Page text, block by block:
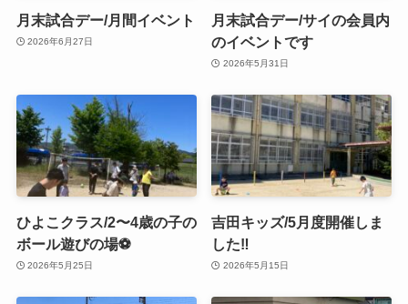
月末試合デー/月間イベント
2026年6月27日
月末試合デー/サイの会員内
のイベントです
2026年5月31日
ひよこクラス/2〜4歳の子の
ボール遊びの場⚽️
2026年5月25日
吉田キッズ/5月度開催しま
した‼️
2026年5月15日